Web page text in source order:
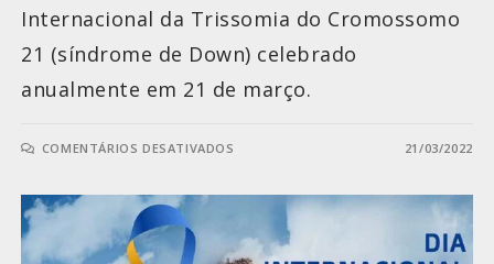
Internacional da Trissomia do Cromossomo
21 (síndrome de Down) celebrado
anualmente em 21 de março.
COMENTÁRIOS DESATIVADOS 21/03/2022